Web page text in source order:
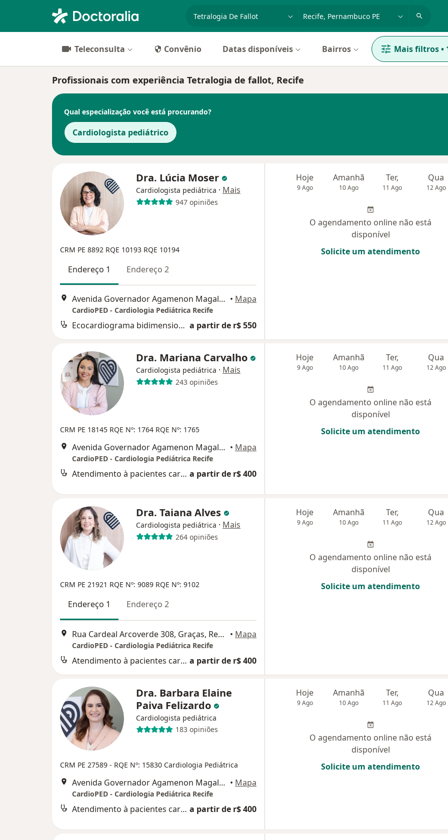
Teleconsulta Convênio Datas disponíveis Bairros Mais filtros•
Profissionais com experiência Tetralogia de fallot, Recife
Qual especialização você está procurando?
Cardiologista pediátrico
Dra. Lúcia Moser
Cardiologista pediátrica · Mais
947 opiniões
CRM PE 8892 RQE 10193 RQE 10194
Endereço 1 Endereço 2
Avenida Governador Agamenon Magalhães 4760 - Edf. garagem 7 andar - sala 2, Recife • Mapa
CardioPED - Cardiologia Pediátrica Recife
Ecocardiograma bidimensional com "speckle tracking" (análise de strain) a partir de r$ 550
Hoje
9 Ago
Amanhã
10 Ago
Ter,
11 Ago
Qua
12 Ago
O agendamento online não está
disponível
Solicite um atendimento
Dra. Mariana Carvalho
Cardiologista pediátrica · Mais
243 opiniões
CRM PE 18145 RQE Nº: 1764 RQE Nº: 1765
Avenida Governador Agamenon Magalhães 4760 - Edf. garagem 7 andar - sala 2, Recife • Mapa
CardioPED - Cardiologia Pediátrica Recife
Atendimento à pacientes cardiopatas a partir de r$ 400
Hoje
9 Ago
Amanhã
10 Ago
Ter,
11 Ago
Qua
12 Ago
O agendamento online não está
disponível
Solicite um atendimento
Dra. Taiana Alves
Cardiologista pediátrica · Mais
264 opiniões
CRM PE 21921 RQE Nº: 9089 RQE Nº: 9102
Endereço 1 Endereço 2
Rua Cardeal Arcoverde 308, Graças, Recife • Mapa
CardioPED - Cardiologia Pediátrica Recife
Atendimento à pacientes cardiopatas a partir de r$ 400
Hoje
9 Ago
Amanhã
10 Ago
Ter,
11 Ago
Qua
12 Ago
O agendamento online não está
disponível
Solicite um atendimento
Dra. Barbara Elaine
Paiva Felizardo
Cardiologista pediátrica
183 opiniões
CRM PE 27589 - RQE Nº: 15830 Cardiologia Pediátrica
Avenida Governador Agamenon Magalhães 4760 - Edf. garagem 7 andar - sala 2, Recife • Mapa
CardioPED - Cardiologia Pediátrica Recife
Atendimento à pacientes cardiopatas a partir de r$ 400
Hoje
9 Ago
Amanhã
10 Ago
Ter,
11 Ago
Qua
12 Ago
O agendamento online não está
disponível
Solicite um atendimento